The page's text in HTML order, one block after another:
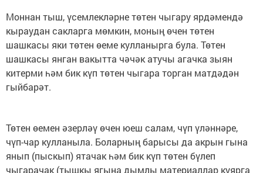
Моннан тыш, үсемлекләрне төтен чыгару ярдәмендә
кыраудан сакларга мөмкин, моның өчен төтен
шашкасы яки төтен өеме кулланырга була. Төтен
шашкасы янган вакытта чәчәк атучы агачка зыян
китерми һәм бик күп төтен чыгара торган матдәдән
гыйбарәт.
Төтен өемен әзерләү өчен юеш салам, чүп үләннәре,
чүп-чар кулланыла. Боларның барысы да акрын гына
янып (пыскып) ятачак һәм бик күп төтен бүлеп
чыгарачак (тышкы ягына дымлы материаллар куярга